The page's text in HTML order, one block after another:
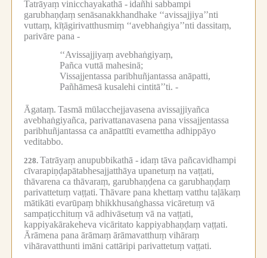
Tatrāyaṃ vinicchayakathā -idañhi sabbampi
garubhaṇḍaṃ senāsanakkhandhake ‘‘avissajjiya’’nti
vuttaṃ, kīṭāgirivatthusmiṃ ‘‘avebhaṅgiya’’nti dassitaṃ,
parivāre pana -
‘‘Avissajjiyaṃ avebhaṅgiyaṃ,
Pañca vuttā mahesinā;
Vissajjentassa paribhuñjantassa anāpatti,
Pañhāmesā kusalehi cintitā’’ti. -
Āgataṃ. Tasmā mūlacchejjavasena avissajjiyañca
avebhaṅgiyañca, parivattanavasena pana vissajjentassa
paribhuñjantassa ca anāpattīti evamettha adhippāyo
veditabbo.
228. Tatrāyaṃ anupubbikathā - idaṃ tāva pañcavidhampi
cīvarapiṇḍapātabhesajjatthāya upanetuṃ na vaṭṭati,
thāvarena ca thāvaraṃ, garubhaṇḍena ca garubhaṇḍaṃ
parivattetuṃ vaṭṭati. Thāvare pana khettaṃ vatthu taḷākaṃ
mātikāti evarūpaṃ bhikkhusaṅghassa vicāretuṃ vā
sampaṭicchituṃ vā adhivāsetuṃ vā na vaṭṭati,
kappiyakārakeheva vicāritato kappiyabhaṇḍaṃ vaṭṭati.
Ārāmena pana ārāmaṃ ārāmavatthuṃ vihāraṃ
vihāravatthunti imāni cattāripi parivattetuṃ vaṭṭati.